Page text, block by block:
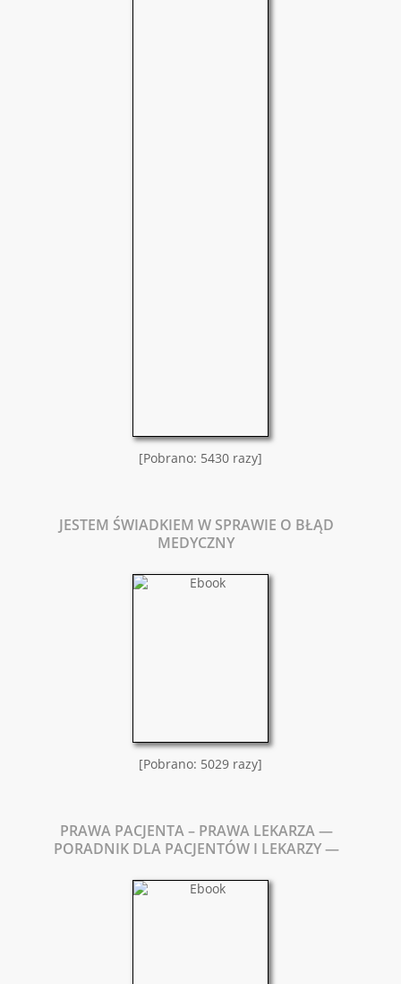
[Pobrano: 5430 razy]
JESTEM ŚWIADKIEM W SPRAWIE O BŁĄD
MEDYCZNY
[Pobrano: 5029 razy]
PRAWA PACJENTA – PRAWA LEKARZA —
PORADNIK DLA PACJENTÓW I LEKARZY —